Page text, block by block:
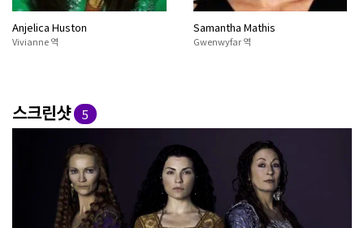
Anjelica Huston
Vivianne 역
Samantha Mathis
Gwenwyfar 역
스크린샷 5